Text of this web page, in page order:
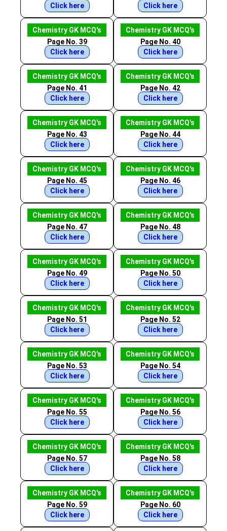
Click here
Click here
Chemistry GK MCQ's
Page No. 39
Click here
Chemistry GK MCQ's
Page No. 40
Click here
Chemistry GK MCQ's
Page No. 41
Click here
Chemistry GK MCQ's
Page No. 42
Click here
Chemistry GK MCQ's
Page No. 43
Click here
Chemistry GK MCQ's
Page No. 44
Click here
Chemistry GK MCQ's
Page No. 45
Click here
Chemistry GK MCQ's
Page No. 46
Click here
Chemistry GK MCQ's
Page No. 47
Click here
Chemistry GK MCQ's
Page No. 48
Click here
Chemistry GK MCQ's
Page No. 49
Click here
Chemistry GK MCQ's
Page No. 50
Click here
Chemistry GK MCQ's
Page No. 51
Click here
Chemistry GK MCQ's
Page No. 52
Click here
Chemistry GK MCQ's
Page No. 53
Click here
Chemistry GK MCQ's
Page No. 54
Click here
Chemistry GK MCQ's
Page No. 55
Click here
Chemistry GK MCQ's
Page No. 56
Click here
Chemistry GK MCQ's
Page No. 57
Click here
Chemistry GK MCQ's
Page No. 58
Click here
Chemistry GK MCQ's
Page No. 59
Click here
Chemistry GK MCQ's
Page No. 60
Click here